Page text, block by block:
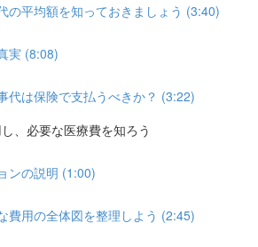
の平均額を知っておきましょう (3:40)
実 (8:08)
代は保険で支払うべきか？ (3:22)
、必要な医療費を知ろう
ンの説明 (1:00)
費用の全体図を整理しよう (2:45)